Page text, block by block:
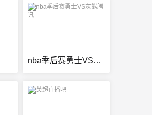
nba季后赛勇士VS灰熊腾讯